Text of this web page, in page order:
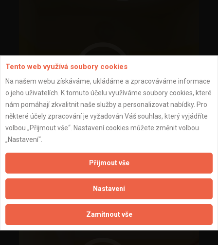
Výmalba
Tento web využívá soubory cookies
Na našem webu získáváme, ukládáme a zpracováváme informace
o jeho uživatelích. K tomuto účelu využíváme soubory cookies, které
nám pomáhají zkvalitnit naše služby a personalizovat nabídky. Pro
některé účely zpracování je vyžadován Váš souhlas, který vyjádříte
volbou „Přijmout vše“. Nastavení cookies můžete změnit volbou
„Nastavení“.
Přijmout vše
Nastavení
Zamítnout vše